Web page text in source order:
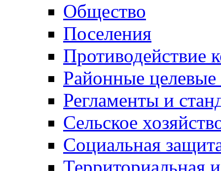
Общество
Поселения
Противодействие
Районные
Регламенты и
Сельское
Социальная